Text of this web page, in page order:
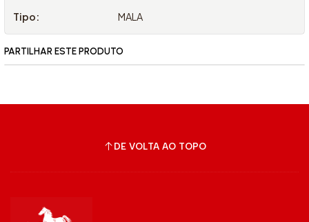
Tipo: MALA
PARTILHAR ESTE PRODUTO
DE VOLTA AO TOPO